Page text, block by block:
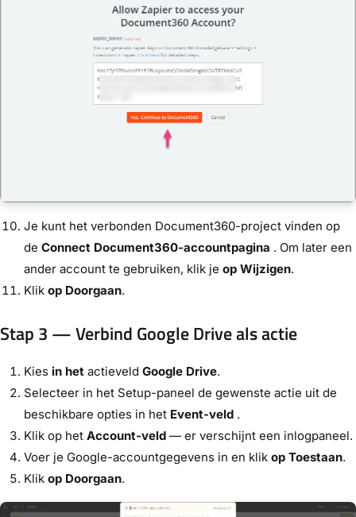
Je kunt het verbonden Document360-project vinden op
de Connect Document360-accountpagina . Om later een
ander account te gebruiken, klik je op Wijzigen.
Klik op Doorgaan.
Stap 3 — Verbind Google Drive als actie
Kies in het actieveld Google Drive.
Selecteer in het Setup-paneel de gewenste actie uit de
beschikbare opties in het Event-veld .
Klik op het Account-veld — er verschijnt een inlogpaneel.
Voer je Google-accountgegevens in en klik op Toestaan.
Klik op Doorgaan.